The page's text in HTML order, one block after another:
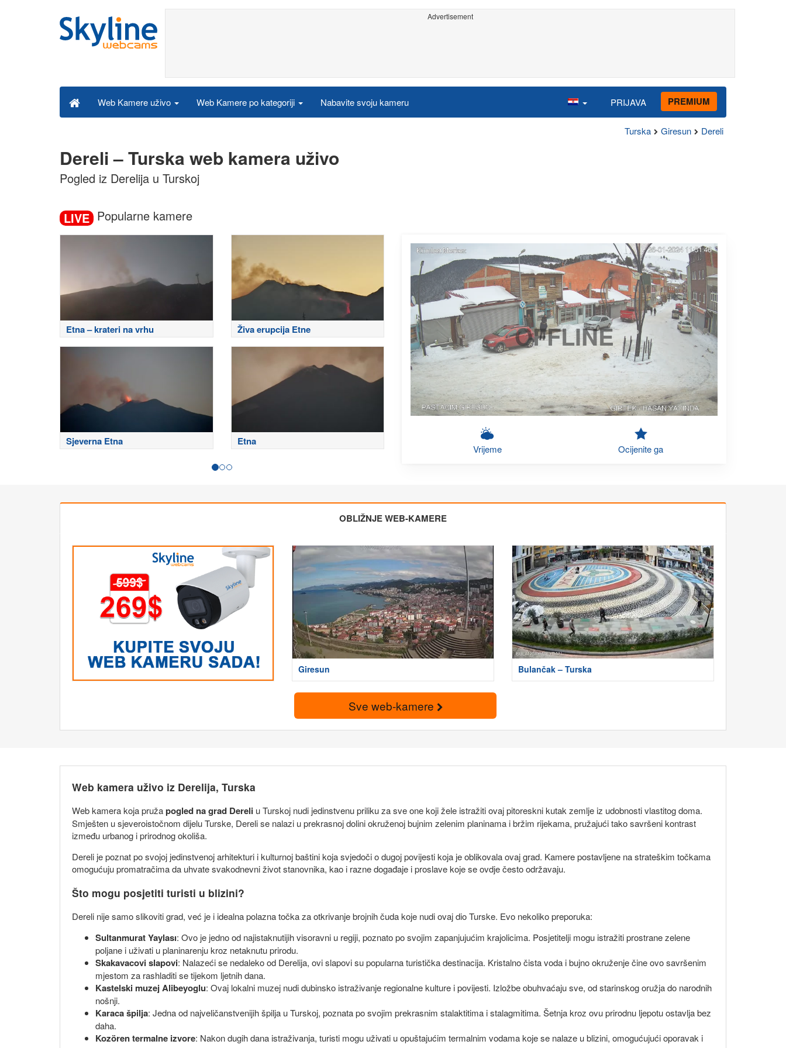
Advertisement
Web Kamere uživo Web Kamere po kategoriji Nabavite svoju kameru PRIJAVA PREMIUM
Turska Giresun Dereli
Dereli – Turska web kamera uživo
Pogled iz Derelija u Turskoj
LIVE Popularne kamere
Etna – krateri na vrhu Živa erupcija Etne
Sjeverna Etna Etna
OFFLINE
Vrijeme Ocijenite ga
OBLIŽNJE WEB-KAMERE
Giresun Bulančak – Turska
Sve web-kamere
Web kamera uživo iz Derelija, Turska
Web kamera koja pružapogled na grad Dereli u Turskoj nudi jedinstvenu priliku za sve one koji žele istražiti ovaj pitoreskni kutak zemlje iz udobnosti vlastitog doma.
Smješten u sjeveroistočnom dijelu Turske, Dereli se nalazi u prekrasnoj dolini okruženoj bujnim zelenim planinama i bržim rijekama, pružajući tako savršeni kontrast
između urbanog i prirodnog okoliša.
Dereli je poznat po svojoj jedinstvenoj arhitekturi i kulturnoj baštini koja svjedoči o dugoj povijesti koja je oblikovala ovaj grad. Kamere postavljene na strateškim točkama
omogućuju promatračima da uhvate svakodnevni život stanovnika, kao i razne događaje i proslave koje se ovdje često održavaju.
Što mogu posjetiti turisti u blizini?
Dereli nije samo slikoviti grad, već je i idealna polazna točka za otkrivanje brojnih čuda koje nudi ovaj dio Turske. Evo nekoliko preporuka:
Sultanmurat Yaylası: Ovo je jedno od najistaknutijih visoravni u regiji, poznato po svojim zapanjujućim krajolicima. Posjetitelji mogu istražiti prostrane zelene
poljane i uživati u planinarenju kroz netaknutu prirodu.
Skakavacovi slapovi: Nalazeći se nedaleko od Derelija, ovi slapovi su popularna turistička destinacija. Kristalno čista voda i bujno okruženje čine ovo savršenim
mjestom za rashladiti se tijekom ljetnih dana.
Kastelski muzej Alibeyoglu: Ovaj lokalni muzej nudi dubinsko istraživanje regionalne kulture i povijesti. Izložbe obuhvaćaju sve, od starinskog oružja do narodnih
nošnji.
Karaca špilja: Jedna od najveličanstvenijih špilja u Turskoj, poznata po svojim prekrasnim stalaktitima i stalagmitima. Šetnja kroz ovu prirodnu ljepotu ostavlja bez
daha.
Kozören termalne izvore: Nakon dugih dana istraživanja, turisti mogu uživati u opuštajućim termalnim vodama koje se nalaze u blizini, omogućujući oporavak i